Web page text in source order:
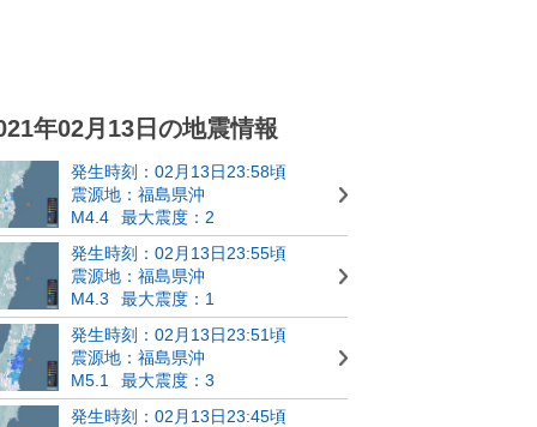
年02月13日の地震情報
発生時刻：02月13日23:58頃
震源地：福島県沖
M4.4
最大震度：2
発生時刻：02月13日23:55頃
震源地：福島県沖
M4.3
最大震度：1
発生時刻：02月13日23:51頃
震源地：福島県沖
M5.1
最大震度：3
発生時刻：02月13日23:45頃